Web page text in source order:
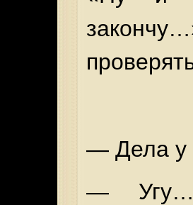
— Дела у
— Угу…